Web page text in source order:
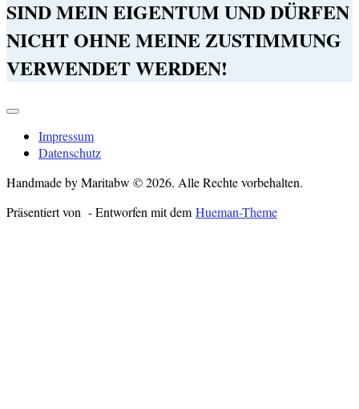
SIND MEIN EIGENTUM UND DÜRFEN
NICHT OHNE MEINE ZUSTIMMUNG
VERWENDET WERDEN!
Impressum
Datenschutz
Handmade by Maritabw © 2026. Alle Rechte vorbehalten.
Präsentiert von - Entworfen mit demHueman-Theme